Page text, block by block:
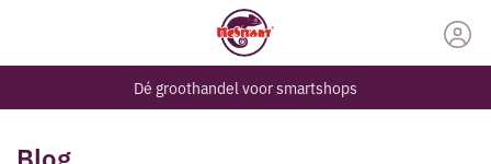
Dé groothandel voor smartshops